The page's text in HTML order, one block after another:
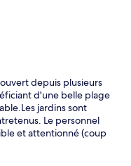
depuis plusieurs
d'une belle plage
jardins sont
Le personnel
et attentionné (coup
très gentil) Le